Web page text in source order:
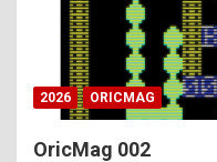
2026 ORICMAG
OricMag 002